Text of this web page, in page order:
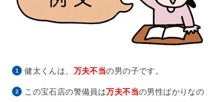
健太くんは、 万夫不当の男の子です。
この宝石店の警備員は万夫不当の男性ばかりなの